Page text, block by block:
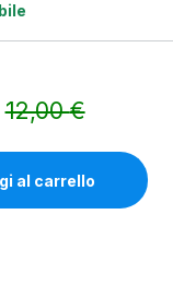
12,00€
al carrello